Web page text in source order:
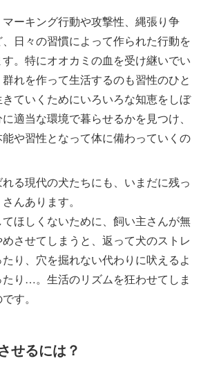
ーキング行動や攻撃性、縄張り争
日々の習慣によって作られた行動を
す。特にオオカミの血を受け継いでい
れを作って生活するのも習性のひと
ていくためにいろいろな知恵をしぼ
適当な環境で暮らせるかを見つけ、
や習性となって体に備わっていくの
れる現代の犬たちにも、いまだに残っ
んあります。
ほしくないために、飼い主さんが無
させてしまうと、返って犬のストレ
り、穴を掘れない代わりに吠えるよ
たり…。生活のリズムを狂わせてしま
す。
せるには？